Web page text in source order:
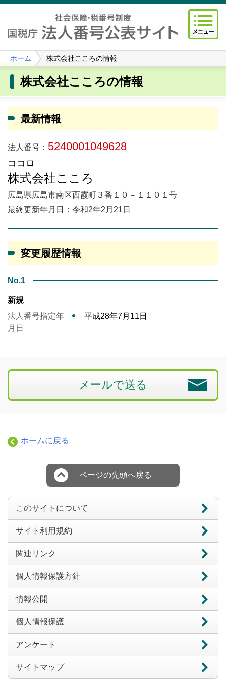
ホーム 株式会社こころの情報
株式会社こころの情報
最新情報
法人番号： 5240001049628
ココロ
株式会社こころ
広島県広島市南区西霞町３番１０－１１０１号
最終更新年月日：令和2年2月21日
変更履歴情報
No.1
新規
法人番号指定年
月日
平成28年7月11日
メールで送る
ホームに戻る
ページの先頭へ戻る
このサイトについて
サイト利用規約
関連リンク
個人情報保護方針
情報公開
個人情報保護
アンケート
サイトマップ